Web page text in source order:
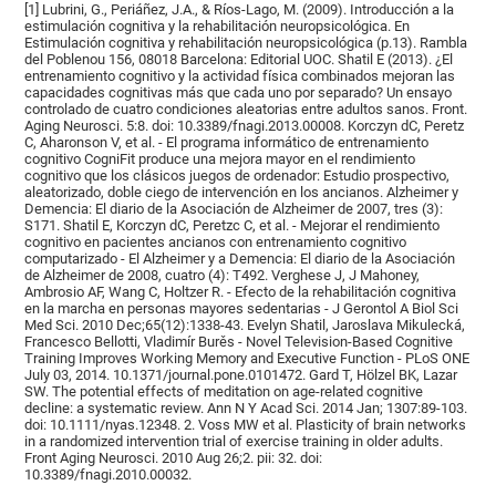
[1] Lubrini, G., Periáñez, J.A., & Ríos-Lago, M. (2009). Introducción a la
estimulación cognitiva y la rehabilitación neuropsicológica. En
Estimulación cognitiva y rehabilitación neuropsicológica (p.13). Rambla
del Poblenou 156, 08018 Barcelona: Editorial UOC. Shatil E (2013). ¿El
entrenamiento cognitivo y la actividad física combinados mejoran las
capacidades cognitivas más que cada uno por separado? Un ensayo
controlado de cuatro condiciones aleatorias entre adultos sanos. Front.
Aging Neurosci. 5:8. doi: 10.3389/fnagi.2013.00008. Korczyn dC, Peretz
C, Aharonson V, et al. - El programa informático de entrenamiento
cognitivo CogniFit produce una mejora mayor en el rendimiento
cognitivo que los clásicos juegos de ordenador: Estudio prospectivo,
aleatorizado, doble ciego de intervención en los ancianos. Alzheimer y
Demencia: El diario de la Asociación de Alzheimer de 2007, tres (3):
S171. Shatil E, Korczyn dC, Peretzc C, et al. - Mejorar el rendimiento
cognitivo en pacientes ancianos con entrenamiento cognitivo
computarizado - El Alzheimer y a Demencia: El diario de la Asociación
de Alzheimer de 2008, cuatro (4): T492. Verghese J, J Mahoney,
Ambrosio AF, Wang C, Holtzer R. - Efecto de la rehabilitación cognitiva
en la marcha en personas mayores sedentarias - J Gerontol A Biol Sci
Med Sci. 2010 Dec;65(12):1338-43. Evelyn Shatil, Jaroslava Mikulecká,
Francesco Bellotti, Vladimír Burěs - Novel Television-Based Cognitive
Training Improves Working Memory and Executive Function - PLoS ONE
July 03, 2014. 10.1371/journal.pone.0101472. Gard T, Hölzel BK, Lazar
SW. The potential effects of meditation on age-related cognitive
decline: a systematic review. Ann N Y Acad Sci. 2014 Jan; 1307:89-103.
doi: 10.1111/nyas.12348. 2. Voss MW et al. Plasticity of brain networks
in a randomized intervention trial of exercise training in older adults.
Front Aging Neurosci. 2010 Aug 26;2. pii: 32. doi:
10.3389/fnagi.2010.00032.